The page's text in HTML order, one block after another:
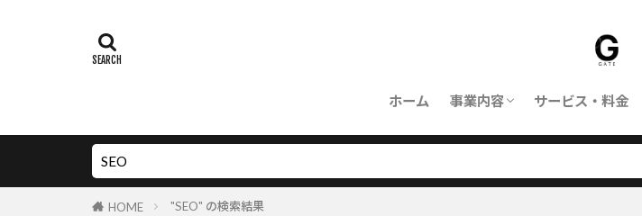
ホーム 事業内容
ORBIT｜対応業務
ORBITとは
サービス・料金
HOME "SEO" の検索結果